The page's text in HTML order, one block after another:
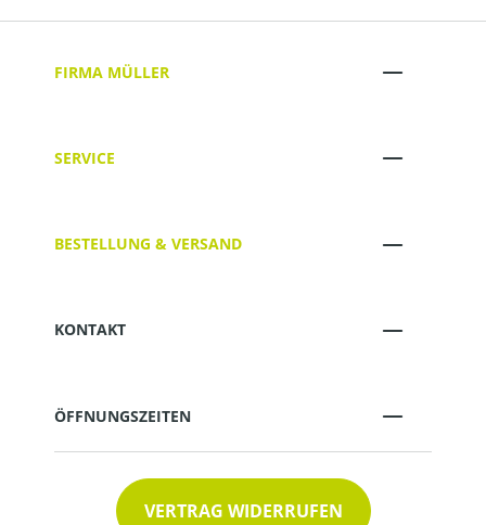
FIRMA MÜLLER
SERVICE
BESTELLUNG & VERSAND
KONTAKT
ÖFFNUNGSZEITEN
VERTRAG WIDERRUFEN